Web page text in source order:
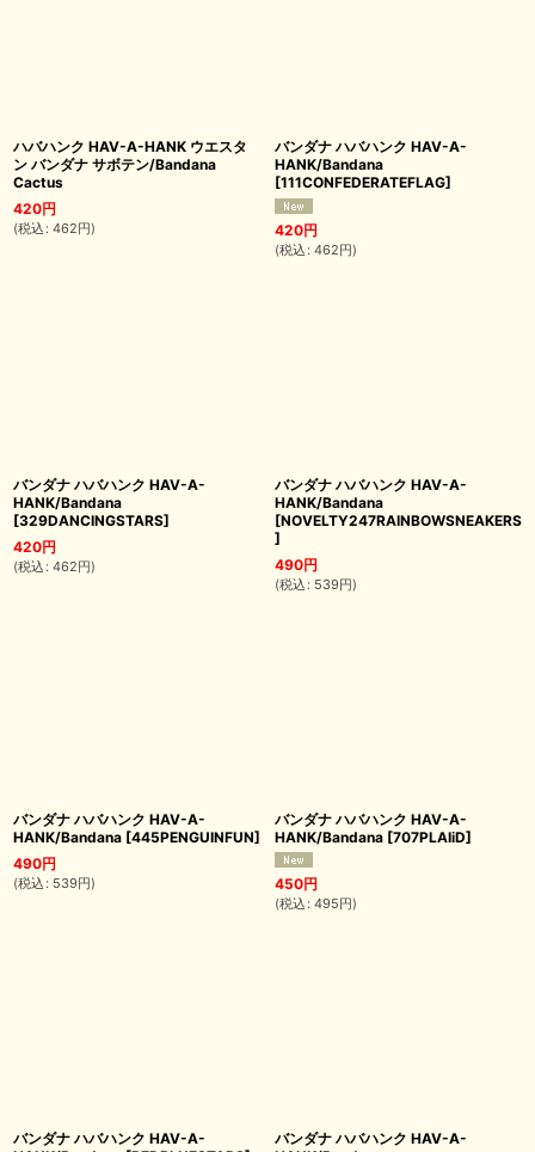
ハバハンク HAV-A-HANK ウエスタ
ン バンダナ サボテン/Bandana
Cactus
420円
(税込 : 462円)
バンダナ ハバハンク HAV-A-
HANK/Bandana
[111CONFEDERATEFLAG]
420円
(税込 : 462円)
バンダナ ハバハンク HAV-A-
HANK/Bandana
[329DANCINGSTARS]
420円
(税込 : 462円)
バンダナ ハバハンク HAV-A-
HANK/Bandana
[NOVELTY247RAINBOWSNEAKERS
]
490円
(税込 : 539円)
バンダナ ハバハンク HAV-A-
HANK/Bandana [445PENGUINFUN]
490円
(税込 : 539円)
バンダナ ハバハンク HAV-A-
HANK/Bandana [707PLAIiD]
450円
(税込 : 495円)
バンダナ ハバハンク HAV-A-
バンダナ ハバハンク HAV-A-